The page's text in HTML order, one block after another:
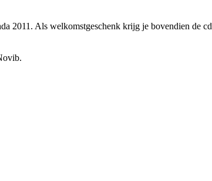
2011. Als welkomstgeschenk krijg je bovendien de cd